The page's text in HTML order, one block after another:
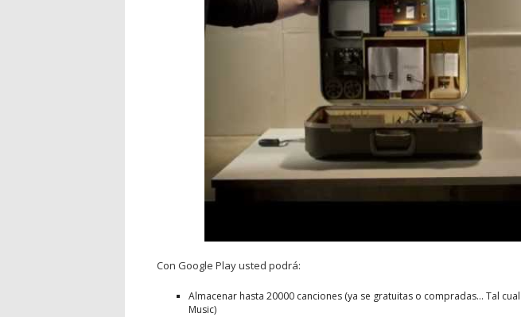
Con Google Play usted podrá:
Almacenar hasta 20000 canciones (ya se gratuitas o compradas… Tal
Music)